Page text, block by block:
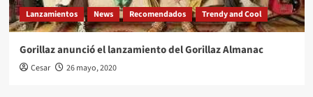
Lanzamientos News Recomendados Trendy and Cool
Gorillaz anunció el lanzamiento del Gorillaz Almanac
Cesar 26 mayo, 2020